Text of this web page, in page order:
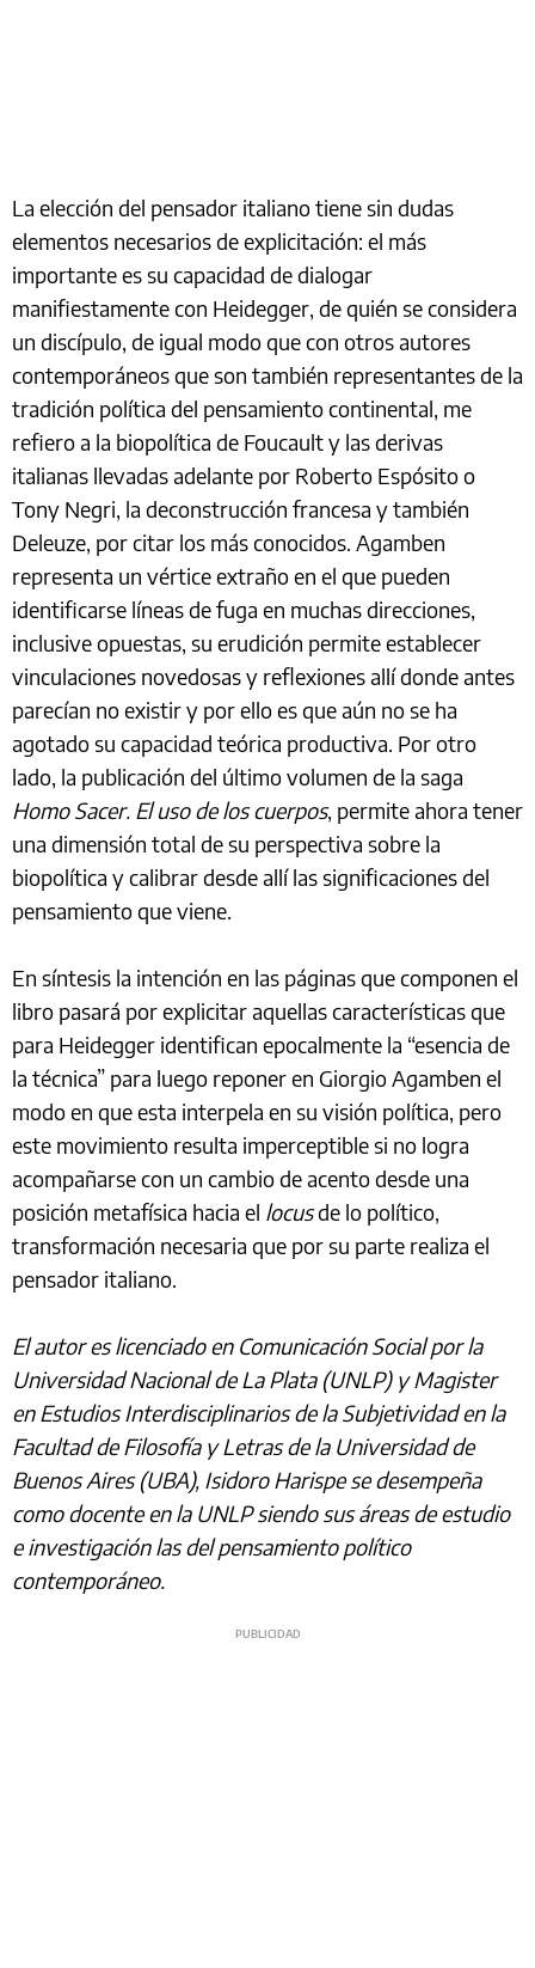
La elección del pensador italiano tiene sin dudas
elementos necesarios de explicitación: el más
importante es su capacidad de dialogar
manifiestamente con Heidegger, de quién se considera
un discípulo, de igual modo que con otros autores
contemporáneos que son también representantes de la
tradición política del pensamiento continental, me
refiero a la biopolítica de Foucault y las derivas
italianas llevadas adelante por Roberto Espósito o
Tony Negri, la deconstrucción francesa y también
Deleuze, por citar los más conocidos. Agamben
representa un vértice extraño en el que pueden
identificarse líneas de fuga en muchas direcciones,
inclusive opuestas, su erudición permite establecer
vinculaciones novedosas y reflexiones allí donde antes
parecían no existir y por ello es que aún no se ha
agotado su capacidad teórica productiva. Por otro
lado, la publicación del último volumen de la saga
Homo Sacer. El uso de los cuerpos, permite ahora tener
una dimensión total de su perspectiva sobre la
biopolítica y calibrar desde allí las significaciones del
pensamiento que viene.
En síntesis la intención en las páginas que componen el
libro pasará por explicitar aquellas características que
para Heidegger identifican epocalmente la “esencia de
la técnica” para luego reponer en Giorgio Agamben el
modo en que esta interpela en su visión política, pero
este movimiento resulta imperceptible si no logra
acompañarse con un cambio de acento desde una
posición metafísica hacia el locusde lo político,
transformación necesaria que por su parte realiza el
pensador italiano.
El autor es licenciado en Comunicación Social por la
Universidad Nacional de La Plata (UNLP) y Magister
en Estudios Interdisciplinarios de la Subjetividad en la
Facultad de Filosofía y Letras de la Universidad de
Buenos Aires (UBA), Isidoro Harispe se desempeña
como docente en la UNLP siendo sus áreas de estudio
e investigación las del pensamiento político
contemporáneo.